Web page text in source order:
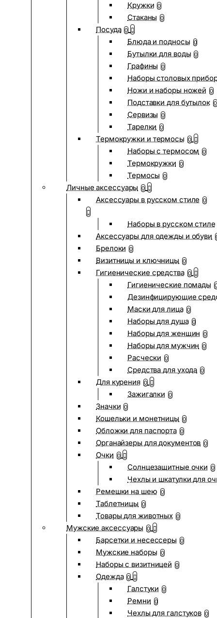
Кружки 0
Стаканы 0
Посуда 0
Блюда и подносы 0
Бутылки для воды 0
Графины 0
Наборы столовых
Ножи и наборы ножей 0
Подставки для бутылок 0
Сервизы 0
Тарелки 0
Термокружки и термосы 0
Наборы с термосом 0
Термокружки 0
Термосы 0
Личные аксессуары 0
Аксессуары в русском стиле 0
Наборы в русском стиле
Аксессуары для одежды и обуви
Брелоки 0
Визитницы и ключницы 0
Гигиенические средства 0
Гигиенические помады
Дезинфицирующие
Маски для лица 0
Наборы для душа 0
Наборы для женщин 0
Наборы для мужчин 0
Расчески 0
Средства для ухода 0
Для курения 0
Зажигалки 0
Значки 0
Кошельки и монетницы 0
Обложки для паспорта 0
Органайзеры для документов 0
Очки 0
Солнцезащитные очки 0
Чехлы и шкатулки для
Ремешки на шею 0
Таблетницы 0
Товары для животных 0
Мужские аксессуары 0
Барсетки и несессеры 0
Мужские наборы 0
Наборы с визитницей 0
Одежда 0
Галстуки 0
Ремни 0
Чехлы для галстуков 0